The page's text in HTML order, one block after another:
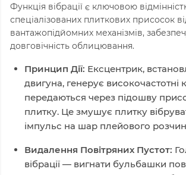
Функція вібрації є ключовою
спеціалізованих плиткових присосок
вантажопідйомних механізмів,
довговічність облицювання.
Принцип Дії: Ексцентрик,
двигуна, генерує високочастотні
передаються через підошву
плитку. Це змушує плитку
імпульс на шар плейового
Видалення Повітряних Пустот:
вібрації — вигнати бульбашки